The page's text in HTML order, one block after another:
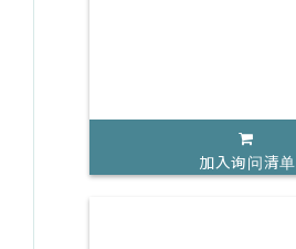
加入询问清单